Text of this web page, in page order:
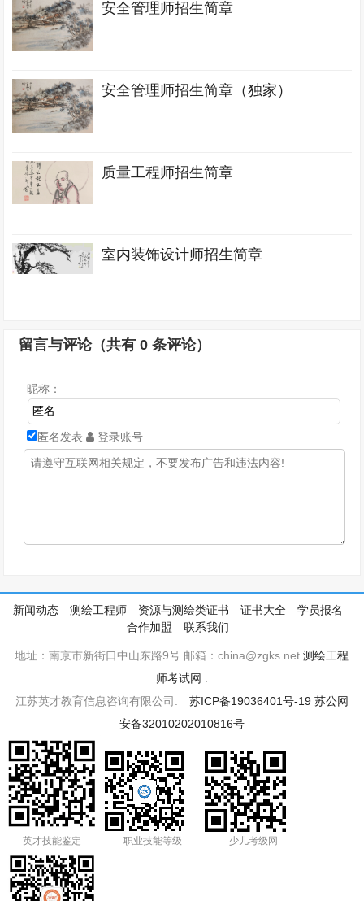
安全管理师招生简章
安全管理师招生简章（独家）
质量工程师招生简章
室内装饰设计师招生简章
留言与评论（共有0 条评论）
昵称：
匿名发表 登录账号
新闻动态 测绘工程师 资源与测绘类证书 证书大全
学员报名
合作加盟
联系我们
地址：南京市新街口中山东路9号 邮箱：china@zgks.net测绘工程
师考试网
江苏英才教育信息咨询有限公司. 苏ICP备19036401号-19 苏公网
安备32010202010816号
英才技能鉴定 职业技能等级 少儿考级网